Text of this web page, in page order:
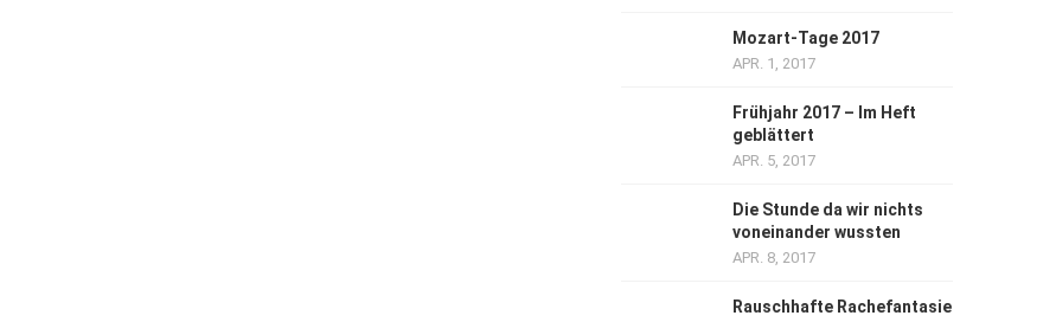
Mozart-Tage 2017
APR. 1, 2017
Frühjahr 2017 – Im Heft
geblättert
APR. 5, 2017
Die Stunde da wir nichts
voneinander wussten
APR. 8, 2017
Rauschhafte Rachefantasie